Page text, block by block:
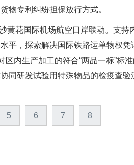
物专利纠纷担保放行方式。
黄花国际机场航空口岸联动。支持
平，探索解决国际铁路运单物权
内生产加工的符合“两品一标”标
同研发试验用特殊物品的检疫查验
5 6 7 8